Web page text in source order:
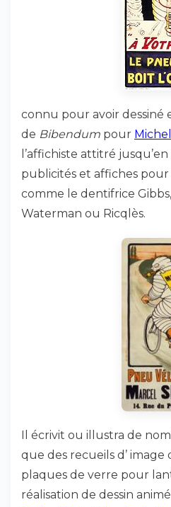
connu pour avoir dessiné
de Bibendum pour
l’affichiste attitré
publicités et affiches
comme le dentifrice
Waterman ou Ricqlès.
Il écrivit ou illustra de
que des recueils d’ image
plaques de verre pour
réalisation de dessin